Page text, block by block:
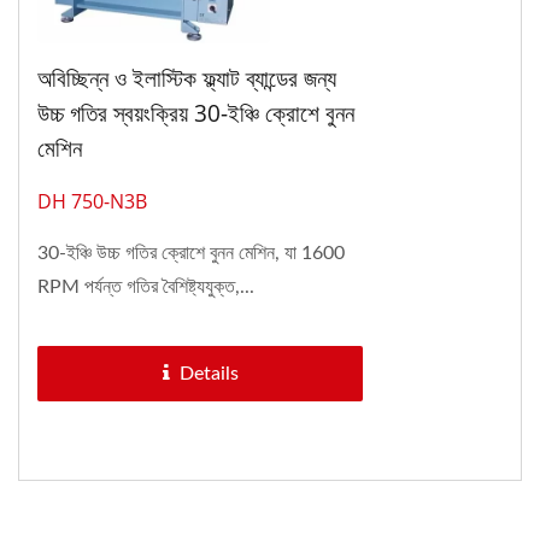
অবিচ্ছিন্ন ও ইলাস্টিক ফ্ল্যাট ব্যান্ডের জন্য
উচ্চ গতির স্বয়ংক্রিয় 30-ইঞ্চি ক্রোশে বুনন
মেশিন
DH 750-N3B
30-ইঞ্চি উচ্চ গতির ক্রোশে বুনন মেশিন, যা 1600
RPM পর্যন্ত গতির বৈশিষ্ট্যযুক্ত,...
Details